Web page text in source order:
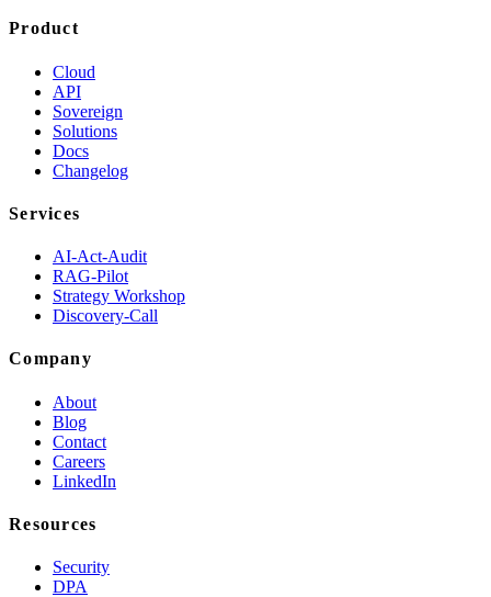
Product
Cloud
API
Sovereign
Solutions
Docs
Changelog
Services
AI-Act-Audit
RAG-Pilot
Strategy Workshop
Discovery-Call
Company
About
Blog
Contact
Careers
LinkedIn
Resources
Security
DPA